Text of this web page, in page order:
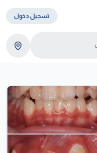
تسجيل دخول